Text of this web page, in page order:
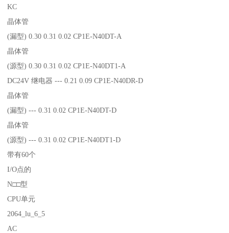
KC
晶体管
(漏型) 0.30 0.31 0.02 CP1E-N40DT-A
晶体管
(源型) 0.30 0.31 0.02 CP1E-N40DT1-A
DC24V 继电器 --- 0.21 0.09 CP1E-N40DR-D
晶体管
(漏型) --- 0.31 0.02 CP1E-N40DT-D
晶体管
(源型) --- 0.31 0.02 CP1E-N40DT1-D
带有60个
I/O点的
N□□型
CPU单元
2064_lu_6_5
AC